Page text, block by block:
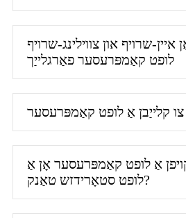
איין-שרויף און צווילינג-שרויף
לופט קאַמפּרעסער פאַרגלייַך
קויפן אַ לופט קאַמפּרעסער אָן אַ
לופט סטאָרידזש טאַנק?